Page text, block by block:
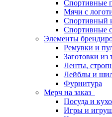
Спортивные
Мячи с
Спортивный
Спортивные
Элементы
Ремувки и
Заготовки из
Ленты,
Лейблы и
Фурнитура
Мерч на заказ
Посуда и
Игры и